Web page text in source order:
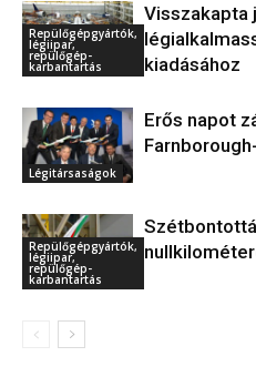
Repülőgépgyártók,
légiipar,
repülőgép-
karbantartás
Visszakapta
kiadásához
Légitársaságok
Erős napot
Repülőgépgyártók,
légiipar,
repülőgép-
karbantartás